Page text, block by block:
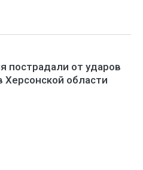
пострадали от ударов
области